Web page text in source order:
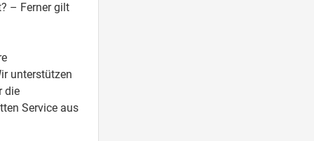
– Ferner gilt
unterstützen
die
Service aus